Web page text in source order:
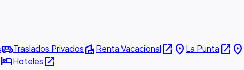
airport_shuttleTraslados PrivadosvillaRenta Vacacionalopen_in_new place La Puntaopen_in_new place
hotelHotelesopen_in_new